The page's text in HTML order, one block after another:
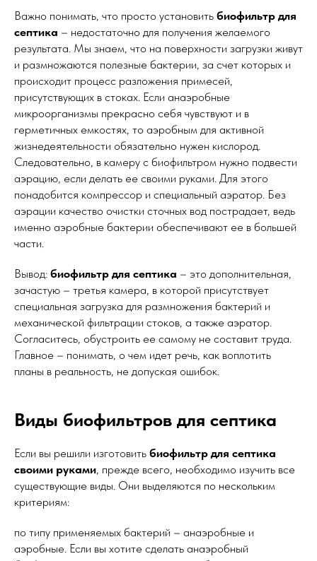
Важно понимать, что просто установить биофильтр для
септика – недостаточно для получения желаемого
результата. Мы знаем, что на поверхности загрузки живут
и размножаются полезные бактерии, за счет которых и
происходит процесс разложения примесей,
присутствующих в стоках. Если анаэробные
микроорганизмы прекрасно себя чувствуют и в
герметичных емкостях, то аэробным для активной
жизнедеятельности обязательно нужен кислород.
Следовательно, в камеру с биофильтром нужно подвести
аэрацию, если делать ее своими руками. Для этого
понадобится компрессор и специальный аэратор. Без
аэрации качество очистки сточных вод пострадает, ведь
именно аэробные бактерии обеспечивают ее в большей
части.
Вывод: биофильтр для септика – это дополнительная,
зачастую – третья камера, в которой присутствует
специальная загрузка для размножения бактерий и
механической фильтрации стоков, а также аэратор.
Согласитесь, обустроить ее самому не составит труда.
Главное – понимать, о чем идет речь, как воплотить
планы в реальность, не допуская ошибок.
Виды биофильтров для септика
Если вы решили изготовить биофильтр для септика
своими руками, прежде всего, необходимо изучить все
существующие виды. Они выделяются по нескольким
критериям:
по типу применяемых бактерий – анаэробные и
аэробные. Если вы хотите сделать анаэробный